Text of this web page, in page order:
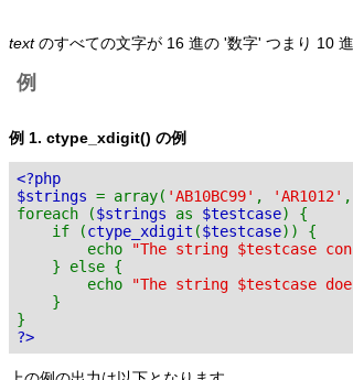
textのすべての文字が 16 進の '数字' つまり 10
例
例 1. ctype_xdigit() の例
<?php
$strings = array( 'AB10BC99' , 'AR1012' ,
foreach ($strings as $testcase) {
if (ctype_xdigit ($testcase)) {
echo
"The string $testcase
} else {
echo
"The string $testcase
}
}
?>